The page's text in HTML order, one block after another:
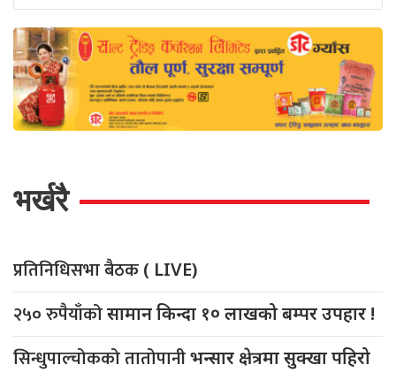
भर्खरै
प्रतिनिधिसभा बैठक ( LIVE)
२५० रुपैयाँकोसामान किन्दा १० लाखको बम्पर उपहार !
सिन्धुपाल्चोकको तातोपानीभन्सार क्षेत्रमा सुक्खा पहिरो